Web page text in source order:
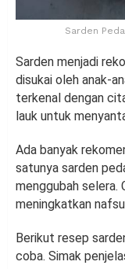
Sarden
Sarden menjadi
disukai oleh anak-
terkenal dengan
lauk untuk
Ada banyak
satunya sarden
menggubah selera.
meningkatkan
Berikut resep
coba. Simak